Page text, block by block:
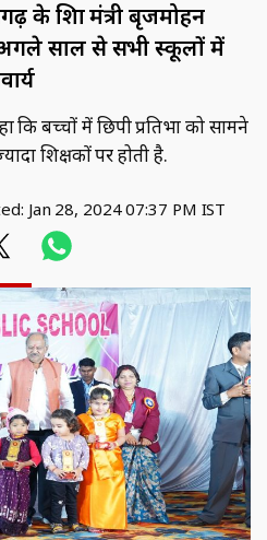
शिक्षा मंत्री बृजमोहन
साल से सभी स्कूलों में
बच्चों में छिपी प्रतिभा को सामने
शिक्षकों पर होती है.
Jan 28, 2024 07:37 PM IST